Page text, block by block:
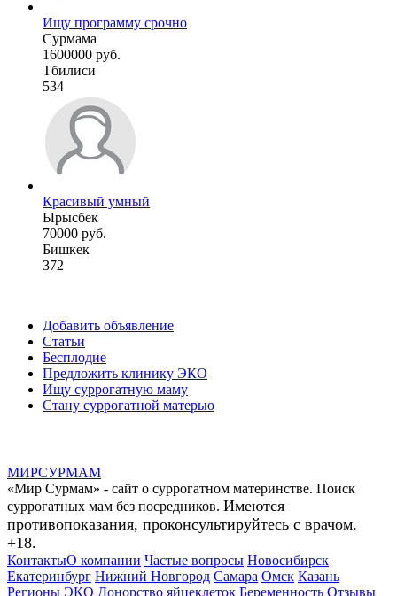
Ищу программу срочно
Сурмама
1600000 руб.
Тбилиси
534
Красивый умный
Ырысбек
70000 руб.
Бишкек
372
Добавить объявление
Статьи
Бесплодие
Предложить клинику ЭКО
Ищу суррогатную маму
Стану суррогатной матерью
МИРСУРМАМ
«Мир Сурмам» - сайт о суррогатном материнстве. Поиск
суррогатных мам без посредников. Имеются
противопоказания, проконсультируйтесь с врачом.
+18.
КонтактыО компании Частые вопросы Новосибирск
Екатеринбург Нижний Новгород Самара Омск Казань
Регионы ЭКО Донорство яйцеклеток Беременность Отзывы